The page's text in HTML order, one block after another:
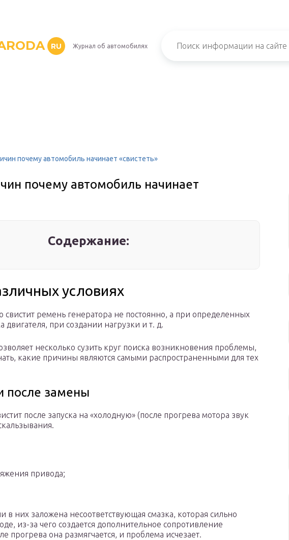
RU Журнал об автомобилях
почему автомобиль начинает «свистеть»
почему автомобиль начинает
Содержание:
условиях
свистит ремень генератора не постоянно, а при определенных
двигателя, при создании нагрузки и т. д.
несколько сузить круг поиска возникновения проблемы,
какие причины являются самыми распространенными для тех
после замены
после запуска на «холодную» (после прогрева мотора звук
привода;
в них заложена несоответствующая смазка, которая сильно
из-за чего создается дополнительное сопротивление
прогрева она размягчается, и проблема исчезает.